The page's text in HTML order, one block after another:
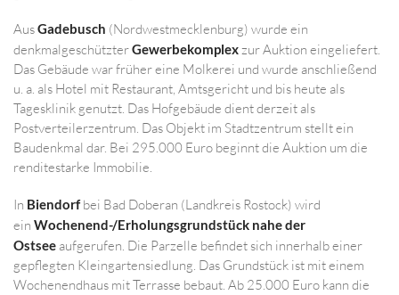
AusGadebusch (Nordwestmecklenburg) wurde ein
denkmalgeschützterGewerbekomplexzur Auktion eingeliefert.
Das Gebäude war früher eine Molkerei und wurde anschließend
u. a. als Hotel mit Restaurant, Amtsgericht und bis heute als
Tagesklinik genutzt. Das Hofgebäude dient derzeit als
Postverteilerzentrum. Das Objekt im Stadtzentrum stellt ein
Baudenkmal dar. Bei 295.000 Euro beginnt die Auktion um die
renditestarke Immobilie.
In Biendorfbei Bad Doberan (Landkreis Rostock) wird
ein Wochenend-/Erholungsgrundstück nahe der
Ostsee aufgerufen. Die Parzelle befindet sich innerhalb einer
gepflegten Kleingartensiedlung. Das Grundstück ist mit einem
Wochenendhaus mit Terrasse bebaut. Ab 25.000 Euro kann die